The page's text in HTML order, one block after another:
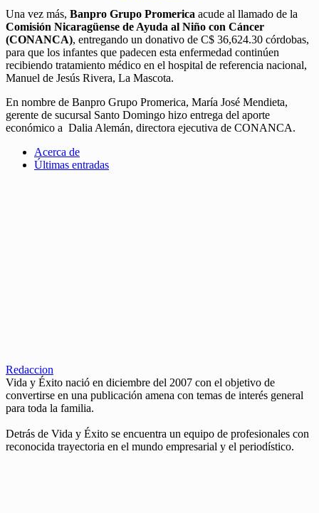
Una vez más, Banpro Grupo Promerica acude al llamado de la
Comisión Nicaragüense de Ayuda al Niño con Cáncer
(CONANCA), entregando un donativo de C$ 36,624.30 córdobas,
para que los infantes que padecen esta enfermedad continúen
recibiendo tratamiento médico en el hospital de referencia nacional,
Manuel de Jesús Rivera, La Mascota.
En nombre de Banpro Grupo Promerica, María José Mendieta,
gerente de sucursal Santo Domingo hizo entrega del aporte
económico a Dalia Alemán, directora ejecutiva de CONANCA.
Acerca de
Últimas entradas
Redaccion
Vida y Éxito nació en diciembre del 2007 con el objetivo de
convertirse en una publicación amena con temas de interés general
para toda la familia.
Detrás de Vida y Éxito se encuentra un equipo de profesionales con
reconocida trayectoria en el mundo empresarial y el periodístico.